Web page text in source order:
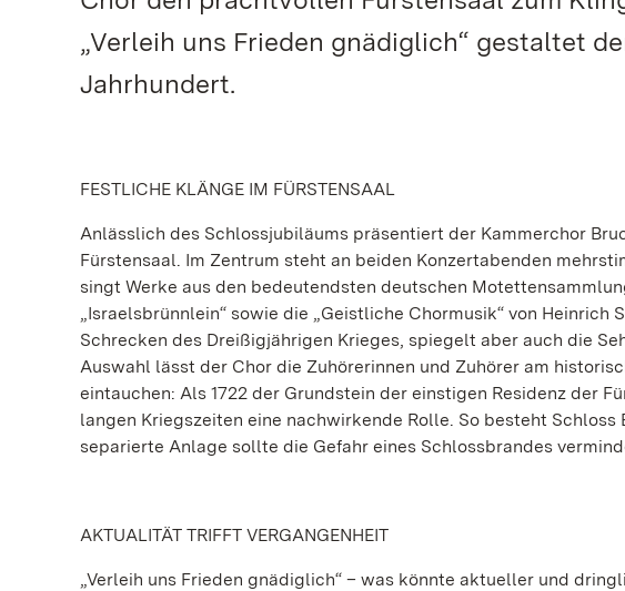
„Verleih uns Frieden gnädiglich“ gestaltet
Jahrhundert.
FESTLICHE KLÄNGE IM FÜRSTENSAAL
Anlässlich des Schlossjubiläums präsentiert der Kammerchor
Fürstensaal. Im Zentrum steht an beiden Konzertabenden
singt Werke aus den bedeutendsten deutschen
„Israelsbrünnlein“ sowie die „Geistliche Chormusik“ von Heinrich
Schrecken des Dreißigjährigen Krieges, spiegelt aber auch die
Auswahl lässt der Chor die Zuhörerinnen und Zuhörer am
eintauchen: Als 1722 der Grundstein der einstigen Residenz der
langen Kriegszeiten eine nachwirkende Rolle. So besteht
separierte Anlage sollte die Gefahr eines Schlossbrandes
AKTUALITÄT TRIFFT VERGANGENHEIT
„Verleih uns Frieden gnädiglich“ – was könnte aktueller und